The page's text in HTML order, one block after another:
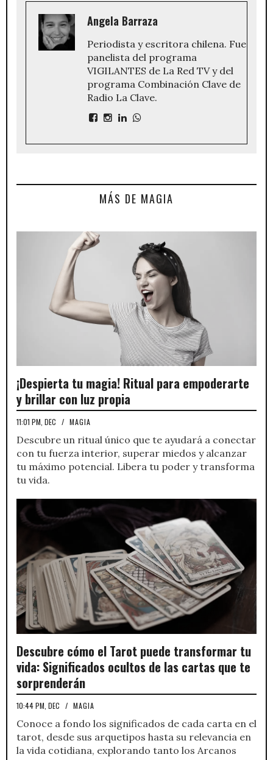
Angela Barraza
Periodista y escritora chilena. Fue
panelista del programa
VIGILANTES de La Red TV y del
programa Combinación Clave de
Radio La Clave.
MÁS DE MAGIA
¡Despierta tu magia! Ritual para empoderarte
y brillar con luz propia
11:01 PM, DEC / MAGIA
Descubre un ritual único que te ayudará a conectar
con tu fuerza interior, superar miedos y alcanzar
tu máximo potencial. Libera tu poder y transforma
tu vida.
Descubre cómo el Tarot puede transformar tu
vida: Significados ocultos de las cartas que te
sorprenderán
10:44 PM, DEC / MAGIA
Conoce a fondo los significados de cada carta en el
tarot, desde sus arquetipos hasta su relevancia en
la vida cotidiana, explorando tanto los Arcanos